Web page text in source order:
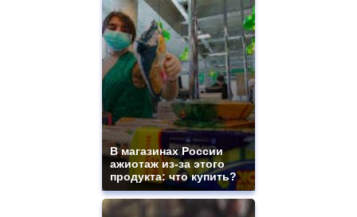
В магазинах России
ажиотаж из-за этого
продукта: что купить?